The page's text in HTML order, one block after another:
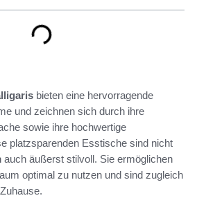
bieten eine hervorragende
und zeichnen sich durch ihre
sowie ihre hochwertige
platzsparenden Esstische sind nicht
auch äußerst stilvoll. Sie ermöglichen
optimal zu nutzen und sind zugleich